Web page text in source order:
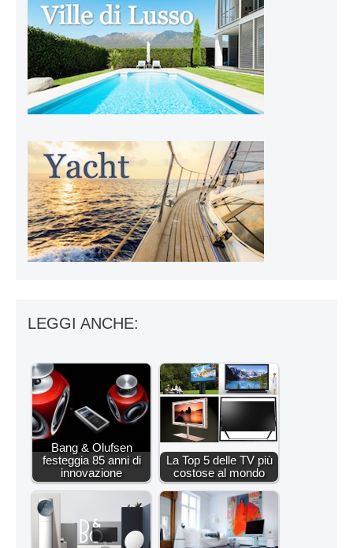
LEGGI ANCHE:
Bang & Olufsen
festeggia 85 anni di
innovazione
La Top 5 delle TV più
costose al mondo